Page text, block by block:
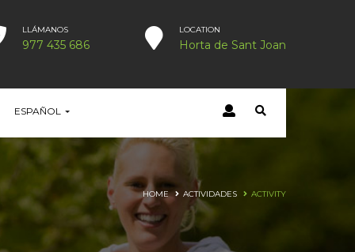
LLÁMANOS
977 435 686
LOCATION
Horta de Sant Joan
ESPAÑOL
HOME ACTIVIDADES ACTIVITY